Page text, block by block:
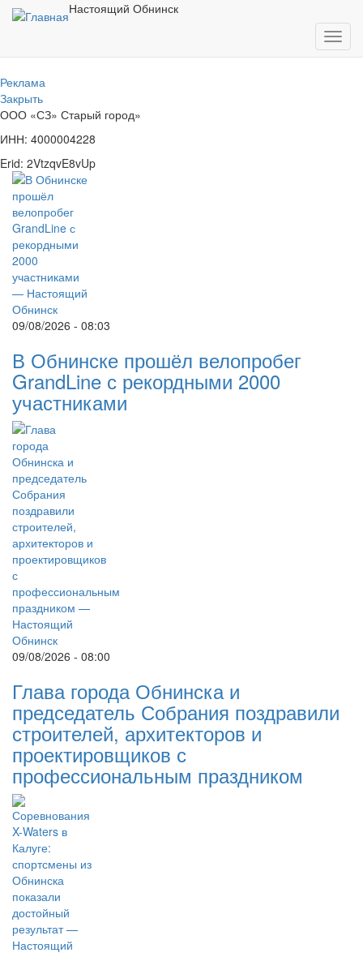
Перейти
содержанию
Настоящий Обнинск
Реклама
Закрыть
ООО «СЗ» Старый город»
ИНН: 4000004228
Erid: 2VtzqvE8vUp
09/08/2026 - 08:03
В Обнинске прошёл велопробег
GrandLine с рекордными 2000
участниками
09/08/2026 - 08:00
Глава города Обнинска и
председатель Собрания поздравили
строителей, архитекторов и
проектировщиков с
профессиональным праздником